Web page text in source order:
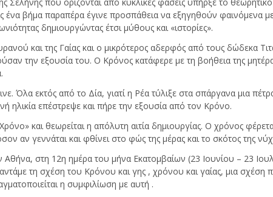
ένα βήμα παραπέρα έγινε προσπάθεια να εξηγηθούν φαινόμενα
δημιουργώντας έτσι μύθους και «ιστορίες».
και της Γαίας και ο μικρότερος αδερφός από τους δώδεκα
την εξουσία του. Ο Κρόνος κατάφερε με τη βοήθεια της
Όλα εκτός από το Δία, γιατί η Ρέα τύλιξε στα σπάργανα μια
ηλικία επέστρεψε και πήρε την εξουσία από τον Κρόνο.
και θεωρείται η απόλυτη αιτία δημιουργίας. Ο χρόνος
αν γεννάται και φθίνει στο φώς της μέρας και το σκότος της
Αθήνα, στη 12η ημέρα του μήνα Εκατομβαίων (23 Ιουνίου – 23
τη σχέση του Κρόνου και γης , χρόνου και γαίας, μια σχέση
η συμφιλίωση με αυτή .